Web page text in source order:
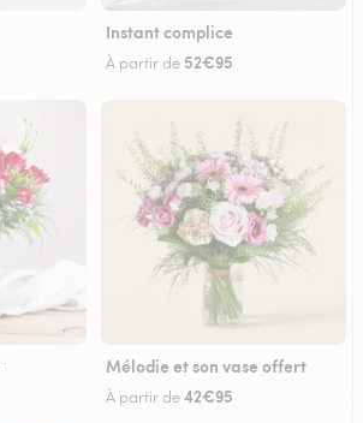
Instant complice
À partir de 52€95
Mélodie et son vase offert
À partir de42€95